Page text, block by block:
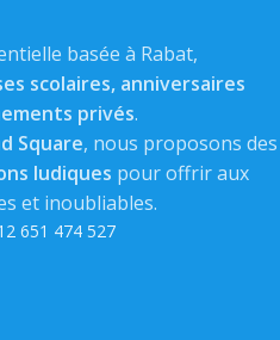
basée à Rabat,
scolaires, anniversaires
privés.
Square, nous proposons des
ludiques pour offrir aux
et inoubliables.
651 474 527